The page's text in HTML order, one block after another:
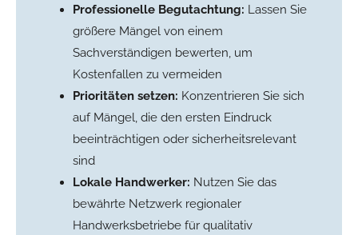
Professionelle Begutachtung: Lassen Sie
größere Mängel von einem
Sachverständigen bewerten, um
Kostenfallen zu vermeiden
Prioritäten setzen: Konzentrieren Sie sich
auf Mängel, die den ersten Eindruck
beeinträchtigen oder sicherheitsrelevant
sind
Lokale Handwerker: Nutzen Sie das
bewährte Netzwerk regionaler
Handwerksbetriebe für qualitativ